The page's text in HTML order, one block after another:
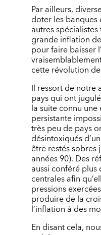
Par ailleurs,
doter les banques
autres
grande inflation
pour faire baisser
cette révolution
Il ressort de notre
pays qui ont
la suite connu
persistante
très peu de pays
désintoxiqués
être restés sobres
années 90). Des
aussi conféré
centrales afin
pressions
produire de la
l’inflation à des
En disant cela,